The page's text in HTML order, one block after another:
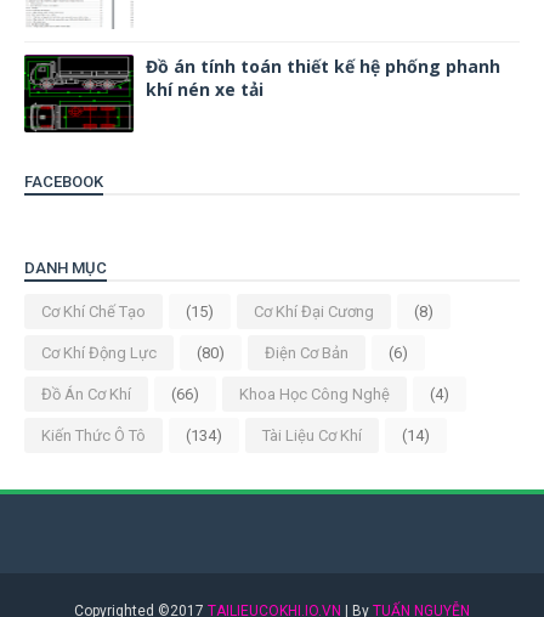
Đồ án tính toán thiết kế hệ phống phanh
khí nén xe tải
FACEBOOK
DANH MỤC
Cơ Khí Chế Tạo (15) Cơ Khí Đại Cương (8)
Cơ Khí Động Lực (80) Điện Cơ Bản (6)
Đồ Án Cơ Khí (66) Khoa Học Công Nghệ (4)
Kiến Thức Ô Tô (134) Tài Liệu Cơ Khí (14)
Copyrighted ©2017 TAILIEUCOKHI.IO.VN | By TUẤN NGUYỄN